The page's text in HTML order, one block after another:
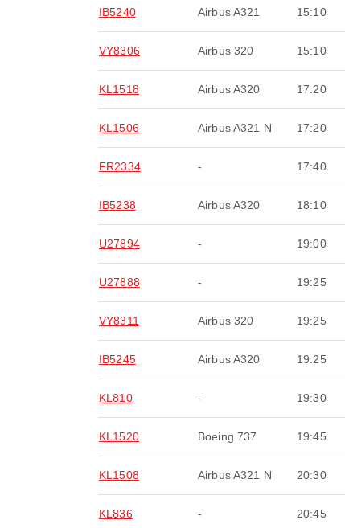
IB5240 Airbus A321 15:10
VY8306 Airbus 320 15:10
KL1518 Airbus A320 17:20
KL1506 Airbus A321 N 17:20
FR2334 - 17:40
IB5238 Airbus A320 18:10
U27894 - 19:00
U27888 - 19:25
VY8311 Airbus 320 19:25
IB5245 Airbus A320 19:25
KL810 - 19:30
KL1520 Boeing 737 19:45
KL1508 Airbus A321 N 20:30
KL836 - 20:45